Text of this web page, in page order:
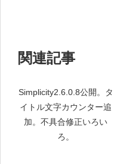
関連記事
Simplicity2.6.0.8公開。タ
イトル文字カウンター追
加。不具合修正いろい
ろ。